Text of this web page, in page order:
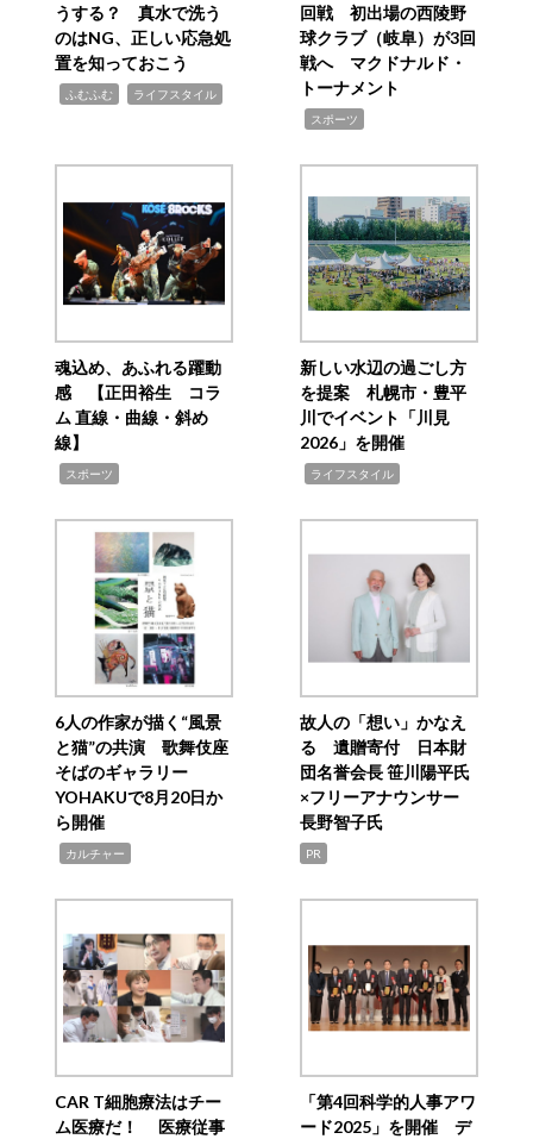
うする？ 真水で洗う
のはNG、正しい応急処
置を知っておこう
ふむふむ ライフスタイル
回戦 初出場の西陵野
球クラブ（岐阜）が3回
戦へ マクドナルド・
トーナメント
スポーツ
魂込め、あふれる躍動
感 【正田裕生 コラ
ム 直線・曲線・斜め
線】
スポーツ
新しい水辺の過ごし方
を提案 札幌市・豊平
川でイベント「川見
2026」を開催
ライフスタイル
6人の作家が描く“風景
と猫”の共演 歌舞伎座
そばのギャラリー
YOHAKUで8月20日か
ら開催
カルチャー
故人の「想い」かなえ
る 遺贈寄付 日本財
団名誉会長 笹川陽平氏
×フリーアナウンサー
長野智子氏
PR
CAR T細胞療法はチー
ム医療だ！ 医療従事
「第4回科学的人事アワ
ード2025」を開催 デ